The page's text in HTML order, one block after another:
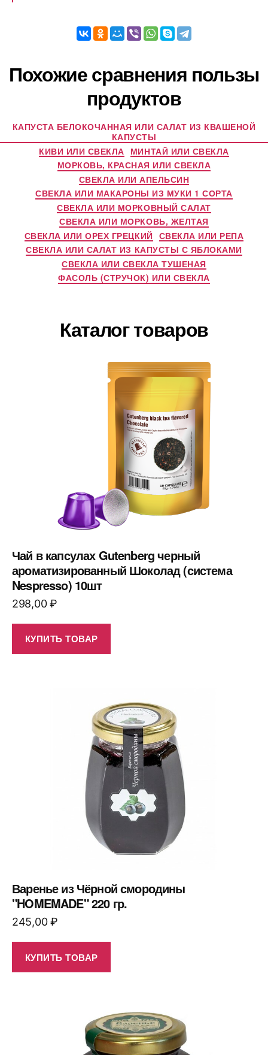
Похожие сравнения пользы
продуктов
КАПУСТА БЕЛОКОЧАННАЯ ИЛИ САЛАТ ИЗ КВАШЕНОЙ
КАПУСТЫ
КИВИ ИЛИ СВЕКЛА МИНТАЙ ИЛИ СВЕКЛА
МОРКОВЬ, КРАСНАЯ ИЛИ СВЕКЛА
СВЕКЛА ИЛИ АПЕЛЬСИН
СВЕКЛА ИЛИ МАКАРОНЫ ИЗ МУКИ 1 СОРТА
СВЕКЛА ИЛИ МОРКОВНЫЙ САЛАТ
СВЕКЛА ИЛИ МОРКОВЬ, ЖЕЛТАЯ
СВЕКЛА ИЛИ ОРЕХ ГРЕЦКИЙ СВЕКЛА ИЛИ РЕПА
СВЕКЛА ИЛИ САЛАТ ИЗ КАПУСТЫ С ЯБЛОКАМИ
СВЕКЛА ИЛИ СВЕКЛА ТУШЕНАЯ
ФАСОЛЬ (СТРУЧОК) ИЛИ СВЕКЛА
Каталог товаров
Чай в капсулах Gutenberg черный
ароматизированный Шоколад (система
Nespresso) 10шт
298,00₽
КУПИТЬ ТОВАР
Варенье из Чёрной смородины
"HOMEMADE" 220 гр.
245,00₽
КУПИТЬ ТОВАР